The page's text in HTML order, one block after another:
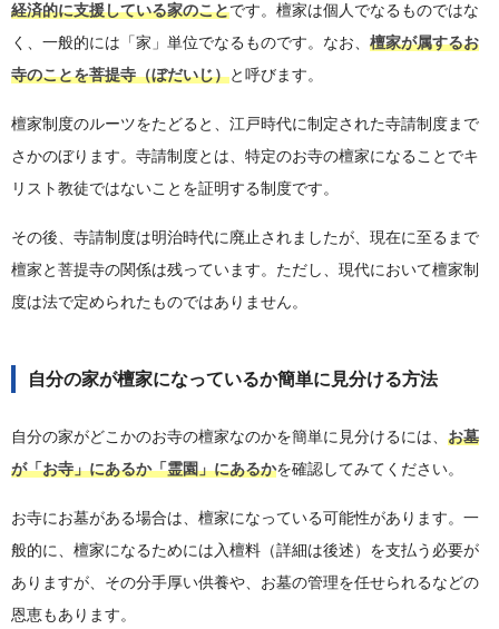
経済的に支援している家のことです。檀家は個人でなるものではな
く、一般的には「家」単位でなるものです。なお、 檀家が属するお
寺のことを菩提寺（ぼだいじ）と呼びます。
檀家制度のルーツをたどると、江戸時代に制定された寺請制度まで
さかのぼります。寺請制度とは、特定のお寺の檀家になることでキ
リスト教徒ではないことを証明する制度です。
その後、寺請制度は明治時代に廃止されましたが、現在に至るまで
檀家と菩提寺の関係は残っています。ただし、現代において檀家制
度は法で定められたものではありません。
自分の家が檀家になっているか簡単に見分ける方法
自分の家がどこかのお寺の檀家なのかを簡単に見分けるには、 お墓
が「お寺」にあるか「霊園」にあるかを確認してみてください。
お寺にお墓がある場合は、檀家になっている可能性があります。一
般的に、檀家になるためには入檀料（詳細は後述）を支払う必要が
ありますが、その分手厚い供養や、お墓の管理を任せられるなどの
恩恵もあります。